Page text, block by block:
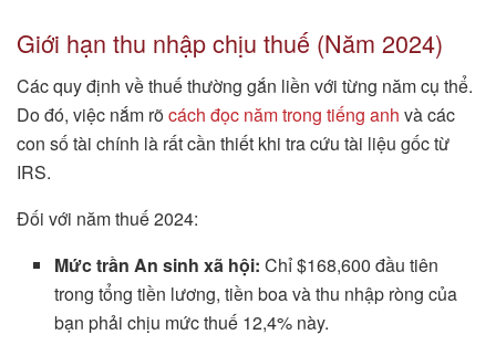
Giới hạn thu nhập chịu thuế (Năm 2024)
Các quy định về thuế thường gắn liền với từng năm cụ thể.
Do đó, việc nắm rõcách đọc năm trong tiếng anh và các
con số tài chính là rất cần thiết khi tra cứu tài liệu gốc từ
IRS.
Đối với năm thuế 2024:
Mức trần An sinh xã hội: Chỉ $168,600 đầu tiên
trong tổng tiền lương, tiền boa và thu nhập ròng của
bạn phải chịu mức thuế 12,4% này.